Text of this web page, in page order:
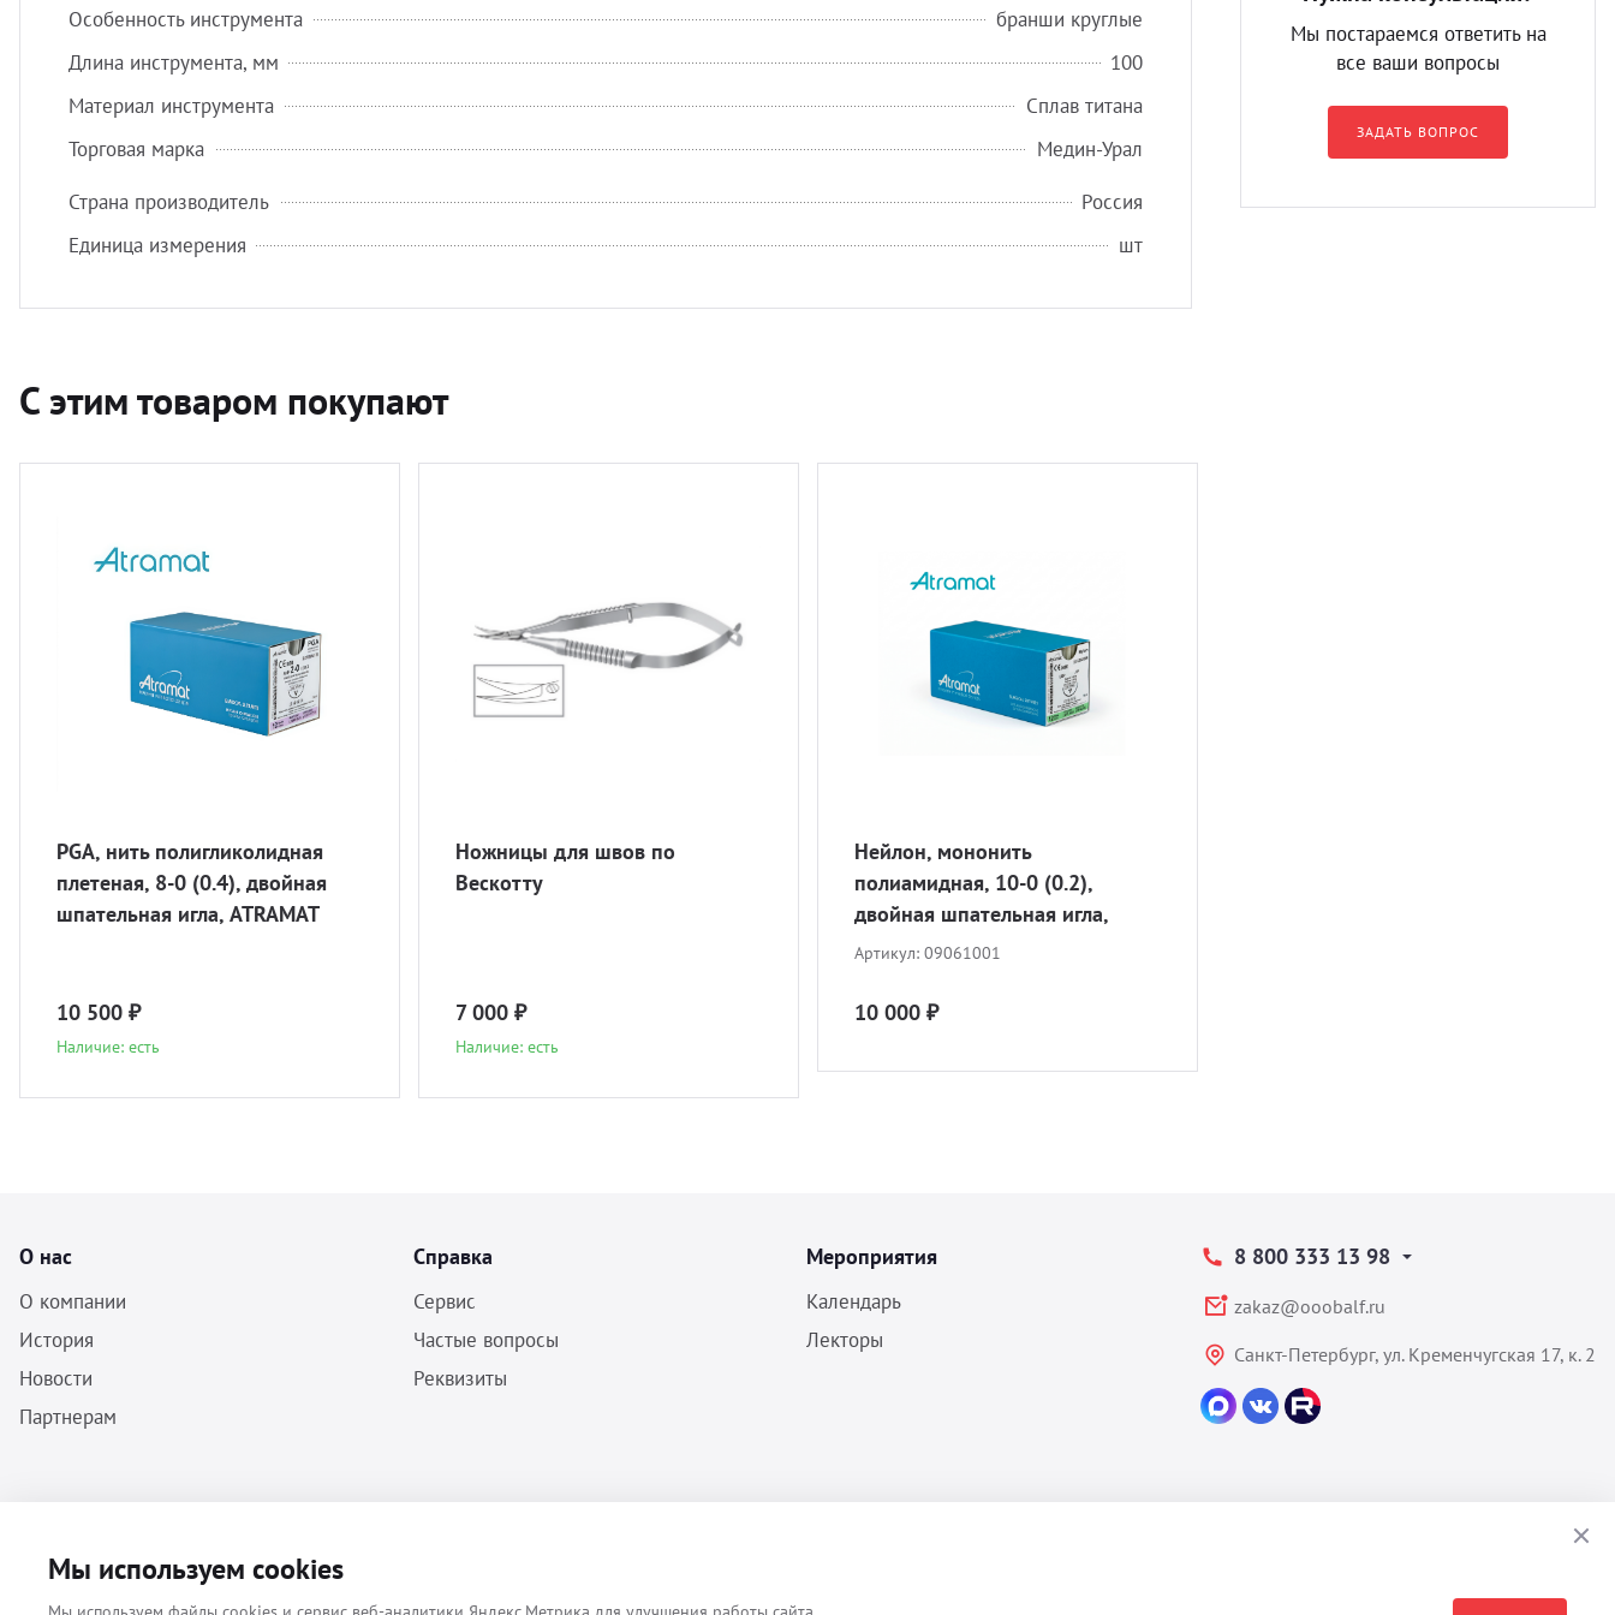
Особенность инструмента
бранши круглые
Длина инструмента, мм
100
Материал инструмента
Сплав титана
Торговая марка
Медин-Урал
Страна производитель
Россия
Единица измерения
шт
Мы постараемся ответить на
все ваши вопросы
ЗАДАТЬ ВОПРОС
С этим товаром покупают
PGA, нить полигликолидная
плетеная, 8-0 (0.4), двойная
шпательная игла, ATRAMAT
10 500 ₽
Наличие: есть
Ножницы для швов по
Вескотту
7 000 ₽
Наличие: есть
Нейлон, мононить
полиамидная, 10-0 (0.2),
двойная шпательная игла,
ATRAMAT
Артикул: 09061001
10 000 ₽
О нас
О компании
История
Новости
Партнерам
Справка
Сервис
Частые вопросы
Реквизиты
Мероприятия
Календарь
Лекторы
8 800 333 13 98
zakaz@ooobalf.ru
Санкт-Петербург, ул. Кременчугская 17, к. 2
для ветеринарии © 2026 Все права защищены.
Мы используем cookies